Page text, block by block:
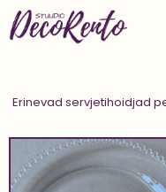
Erinevad servjetihoidjad